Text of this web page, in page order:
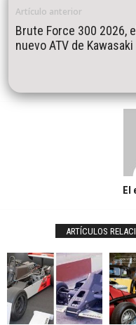
Artículo anterior
Brute Force 300 2026, el
nuevo ATV de Kawasaki
El
ARTÍCULOS